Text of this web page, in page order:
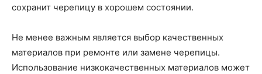
сохранит черепицу в хорошем состоянии.
Не менее важным является выбор качественных
материалов при ремонте или замене черепицы.
Использование низкокачественных материалов может